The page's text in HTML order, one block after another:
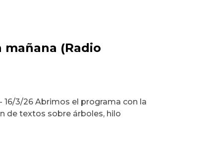
(Radio
16/3/26 Abrimos el programa con la
de textos sobre árboles, hilo